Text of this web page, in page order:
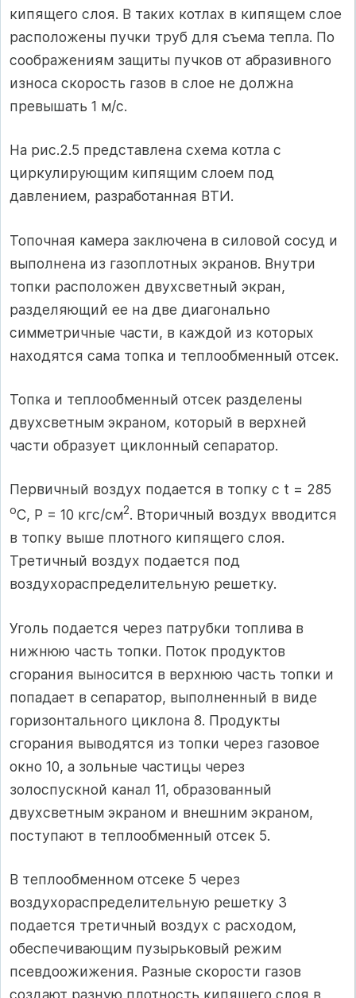
кипящего слоя. В таких котлах в кипящем слое
расположены пучки труб для съема тепла. По
соображениям защиты пучков от абразивного
износа скорость газов в слое не должна
превышать 1 м/с.
На рис.2.5 представлена схема котла с
циркулирующим кипящим слоем под
давлением, разработанная ВТИ.
Топочная камера заключена в силовой сосуд и
выполнена из газоплотных экранов. Внутри
топки расположен двухсветный экран,
разделяющий ее на две диагонально
симметричные части, в каждой из которых
находятся сама топка и теплообменный отсек.
Топка и теплообменный отсек разделены
двухсветным экраном, который в верхней
части образует циклонный сепаратор.
Первичный воздух подается в топку с t = 285
oC, P = 10 кгс/см2. Вторичный воздух вводится
в топку выше плотного кипящего слоя.
Третичный воздух подается под
воздухораспределительную решетку.
Уголь подается через патрубки топлива в
нижнюю часть топки. Поток продуктов
сгорания выносится в верхнюю часть топки и
попадает в сепаратор, выполненный в виде
горизонтального циклона 8. Продукты
сгорания выводятся из топки через газовое
окно 10, а зольные частицы через
золоспускной канал 11, образованный
двухсветным экраном и внешним экраном,
поступают в теплообменный отсек 5.
В теплообменном отсеке 5 через
воздухораспределительную решетку 3
подается третичный воздух с расходом,
обеспечивающим пузырьковый режим
псевдоожижения. Разные скорости газов
создают разную плотность кипящего слоя в